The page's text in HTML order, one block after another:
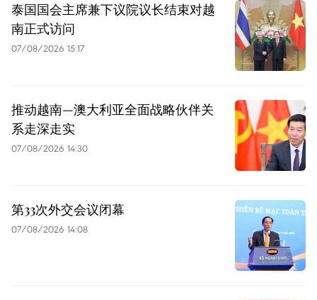
泰国国会主席兼下议院议长结束对越
南正式访问
07/08/2026 15:17
推动越南—澳大利亚全面战略伙伴关
系走深走实
07/08/2026 14:30
第33次外交会议闭幕
07/08/2026 14:08